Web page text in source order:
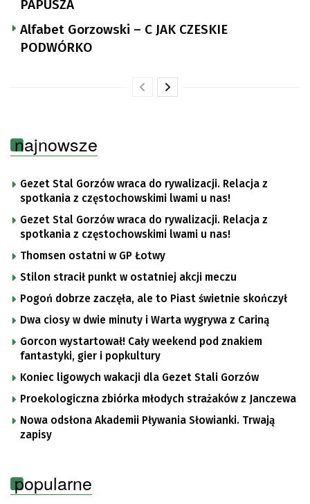
PAPUSZA
Alfabet Gorzowski – C JAK CZESKIE
PODWÓRKO
najnowsze
Gezet Stal Gorzów wraca do rywalizacji. Relacja z
spotkania z częstochowskimi lwami u nas!
Gezet Stal Gorzów wraca do rywalizacji. Relacja z
spotkania z częstochowskimi lwami u nas!
Thomsen ostatni w GP Łotwy
Stilon stracił punkt w ostatniej akcji meczu
Pogoń dobrze zaczęła, ale to Piast świetnie skończył
Dwa ciosy w dwie minuty i Warta wygrywa z Cariną
Gorcon wystartował! Cały weekend pod znakiem
fantastyki, gier i popkultury
Koniec ligowych wakacji dla Gezet Stali Gorzów
Proekologiczna zbiórka młodych strażaków z Janczewa
Nowa odsłona Akademii Pływania Słowianki. Trwają
zapisy
popularne